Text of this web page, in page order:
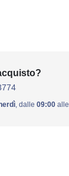
, dalle 09:00alle